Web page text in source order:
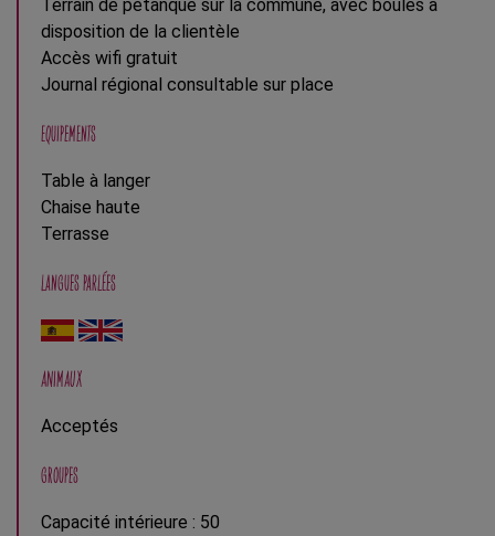
Terrain de pétanque sur la commune, avec boules à
disposition de la clientèle
Accès wifi gratuit
Journal régional consultable sur place
EQUIPEMENTS
Table à langer
Chaise haute
Terrasse
LANGUES PARLÉES
ANIMAUX
Acceptés
GROUPES
Capacité intérieure : 50